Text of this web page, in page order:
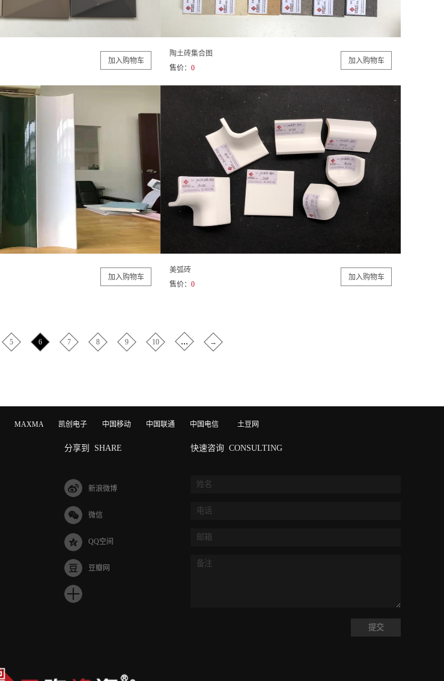
陶土砖集合图
售价： 0
美弧砖
售价： 0
5 6 7 8 9 10 ... →
MAXMAGIC 凯创电子 中国移动 中国联通 中国电信 土豆网
分享到 SHARE
新浪微博
微信
QQ空间
豆瓣网
快速咨询 CONSULTING